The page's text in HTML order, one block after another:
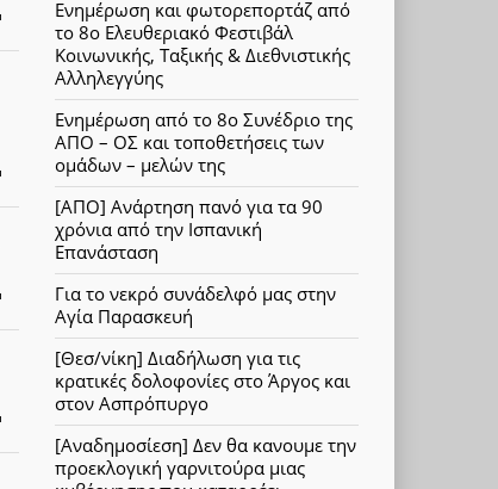
Ενημέρωση και φωτορεπορτάζ από
το 8ο Ελευθεριακό Φεστιβάλ
Κοινωνικής, Ταξικής & Διεθνιστικής
Αλληλεγγύης
Ενημέρωση από το 8ο Συνέδριο της
ΑΠΟ – ΟΣ και τοποθετήσεις των
ομάδων – μελών της
[ΑΠΟ] Ανάρτηση πανό για τα 90
χρόνια από την Ισπανική
Επανάσταση
Για το νεκρό συνάδελφό μας στην
Αγία Παρασκευή
[Θεσ/νίκη] Διαδήλωση για τις
κρατικές δολοφονίες στο Άργος και
στον Ασπρόπυργο
[Αναδημοσίεση] Δεν θα κανουμε την
προεκλογική γαρνιτούρα μιας